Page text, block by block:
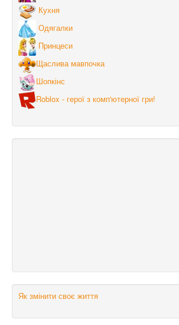
Кухня
Одягалки
Принцеси
Щаслива мавпочка
Шопкінс
Roblox - герої з комп'ютерної гри!
Як змінити своє життя